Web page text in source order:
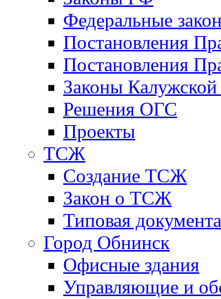
Федеральные
Постановления
Постановления
Законы Калужской
Решения ОГС
Проекты
ТСЖ
Создание ТСЖ
Закон о ТСЖ
Типовая
Город Обнинск
Офисные здания
Управляющие и